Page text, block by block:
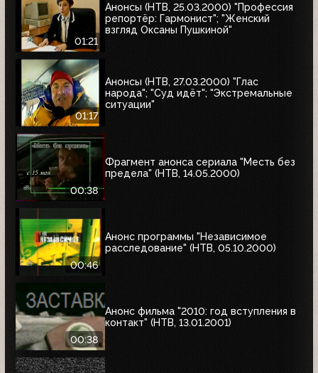
01:21
Анонсы (НТВ, 25.03.2000) "Профессия
репортёр: Гармонист"; "Женский
взгляд Оксаны Пушкиной"
01:17
Анонсы (НТВ, 27.03.2000) "Глас
народа"; "Суд идёт"; "Экстремальные
ситуации"
00:38
Фрагмент анонса сериала "Месть без
предела" (НТВ, 14.05.2000)
00:46
Анонс программы "Независимое
расследование" (НТВ, 05.10.2000)
00:38
Анонс фильма "2010: год вступления в
контакт" (НТВ, 13.01.2001)